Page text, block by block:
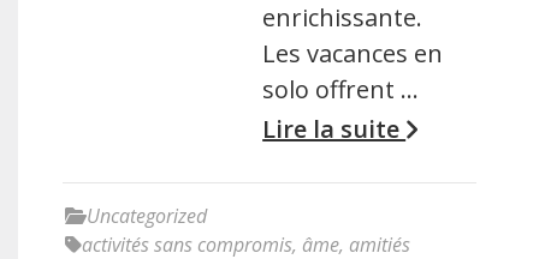
enrichissante.
Les vacances en
solo offrent …
Lire la suite
Uncategorized
activités sans compromis, âme, amitiés